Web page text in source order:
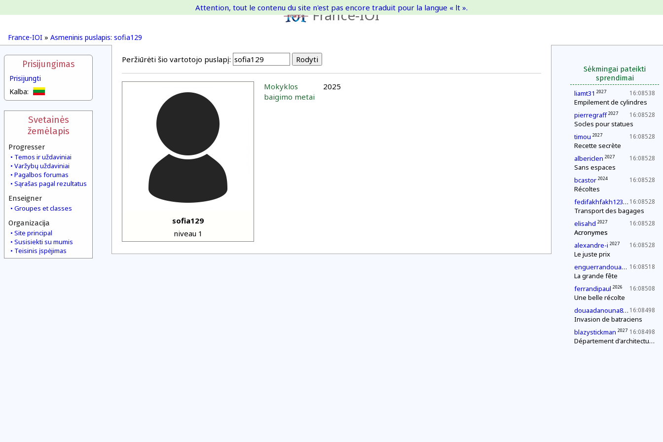
France-IOI
France-IOI » Asmeninis puslapis: sofia129
Attention, tout le contenu du site n'est pas encore traduit pour la langue « lt ».
Prisijungimas
Prisijungti
Kalba:
Svetainės
žemėlapis
Progresser
Temos ir uždaviniai
Varžybų uždaviniai
Pagalbos forumas
Sąrašas pagal rezultatus
Enseigner
Groupes et classes
Organizacija
Site principal
Susisiekti su mumis
Teisinis įspėjimas
Sėkmingai pateikti
sprendimai
16:08538
liamt31 2027
Empilement de cylindres
16:08528
pierregraff 2027
Socles pour statues
16:08528
timou 2027
Recette secrète
16:08528
albericlen 2027
Sans espaces
16:08528
bcastor 2024
Récoltes
16:08528
fedifakhfakh1232027
Transport des bagages
16:08528
elisahd 2027
Acronymes
16:08528
alexandre-i 2027
Le juste prix
16:08518
enguerrandouazana 2027
La grande fête
16:08508
ferrandipaul 2026
Une belle récolte
16:08498
douaadanouna82gmailcom
Invasion de batraciens
16:08498
blazystickman 2027
Département d'architecture : construction d'une pyramide
Peržiūrėti šio vartotojo puslapį:
sofia129
niveau 1
Mokyklos
baigimo metai
2025